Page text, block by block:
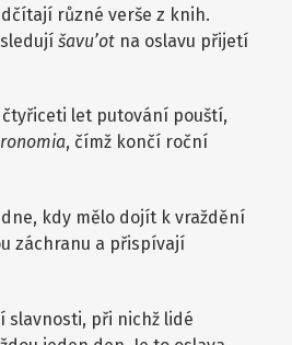
různé verše z knih.
šavu’ot na oslavu přijetí
let putování pouští,
, čímž končí roční
kdy mělo dojít k vraždění
záchranu a přispívají
slavnosti, při nichž lidé